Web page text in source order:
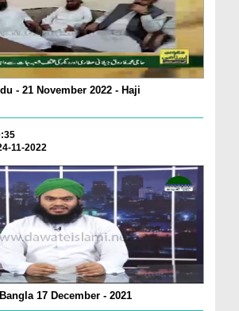
- 21 November 2022 - Haji
11-2022
17 December - 2021